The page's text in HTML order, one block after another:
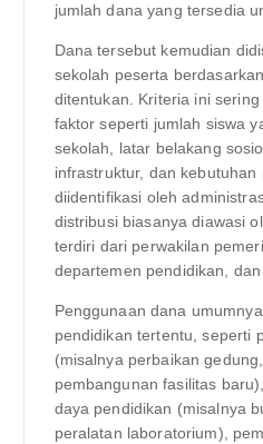
jumlah dana yang tersedia
Dana tersebut kemudian
sekolah peserta
ditentukan. Kriteria ini
faktor seperti jumlah siswa
sekolah, latar belakang
infrastruktur, dan
diidentifikasi oleh
distribusi biasanya diawasi
terdiri dari perwakilan
departemen pendidikan,
Penggunaan dana
pendidikan tertentu, seperti
(misalnya perbaikan
pembangunan fasilitas
daya pendidikan (misalnya
peralatan laboratorium),